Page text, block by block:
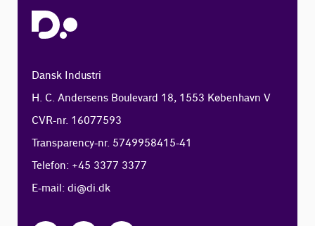
Dansk Industri
H. C. Andersens Boulevard 18, 1553 København V
CVR-nr. 16077593
Transparency-nr. 5749958415-41
Telefon: +45 3377 3377
E-mail:di@di.dk